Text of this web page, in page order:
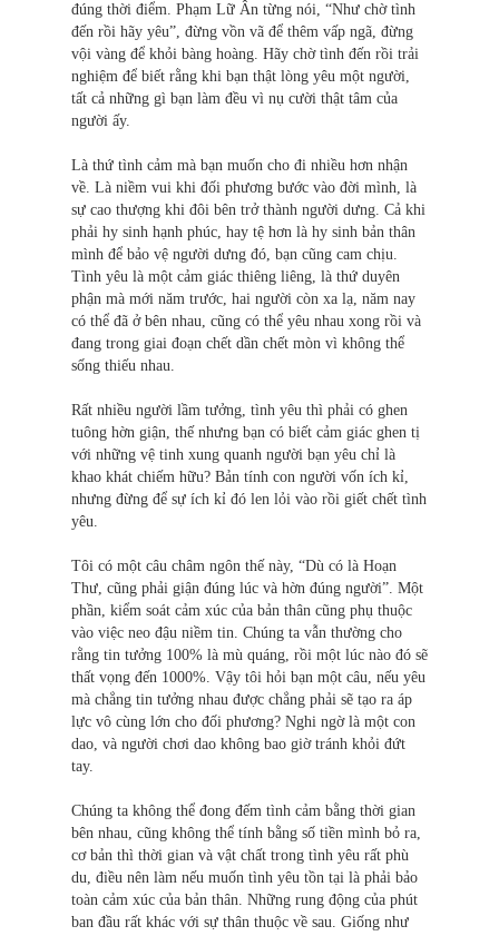
đúng thời điểm. Phạm Lữ Ân từng nói, “Như chờ tình
đến rồi hãy yêu”, đừng vồn vã để thêm vấp ngã, đừng
vội vàng để khỏi bàng hoàng. Hãy chờ tình đến rồi trải
nghiệm để biết rằng khi bạn thật lòng yêu một người,
tất cả những gì bạn làm đều vì nụ cười thật tâm của
người ấy.
Là thứ tình cảm mà bạn muốn cho đi nhiều hơn nhận
về. Là niềm vui khi đối phương bước vào đời mình, là
sự cao thượng khi đôi bên trở thành người dưng. Cả khi
phải hy sinh hạnh phúc, hay tệ hơn là hy sinh bản thân
mình để bảo vệ người dưng đó, bạn cũng cam chịu.
Tình yêu là một cảm giác thiêng liêng, là thứ duyên
phận mà mới năm trước, hai người còn xa lạ, năm nay
có thể đã ở bên nhau, cũng có thể yêu nhau xong rồi và
đang trong giai đoạn chết dần chết mòn vì không thể
sống thiếu nhau.
Rất nhiều người lầm tưởng, tình yêu thì phải có ghen
tuông hờn giận, thế nhưng bạn có biết cảm giác ghen tị
với những vệ tinh xung quanh người bạn yêu chỉ là
khao khát chiếm hữu? Bản tính con người vốn ích kỉ,
nhưng đừng để sự ích kỉ đó len lỏi vào rồi giết chết tình
yêu.
Tôi có một câu châm ngôn thế này, “Dù có là Hoạn
Thư, cũng phải giận đúng lúc và hờn đúng người”. Một
phần, kiểm soát cảm xúc của bản thân cũng phụ thuộc
vào việc neo đậu niềm tin. Chúng ta vẫn thường cho
rằng tin tưởng 100% là mù quáng, rồi một lúc nào đó sẽ
thất vọng đến 1000%. Vậy tôi hỏi bạn một câu, nếu yêu
mà chẳng tin tưởng nhau được chẳng phải sẽ tạo ra áp
lực vô cùng lớn cho đối phương? Nghi ngờ là một con
dao, và người chơi dao không bao giờ tránh khỏi đứt
tay.
Chúng ta không thể đong đếm tình cảm bằng thời gian
bên nhau, cũng không thể tính bằng số tiền mình bỏ ra,
cơ bản thì thời gian và vật chất trong tình yêu rất phù
du, điều nên làm nếu muốn tình yêu tồn tại là phải bảo
toàn cảm xúc của bản thân. Những rung động của phút
ban đầu rất khác với sự thân thuộc về sau. Giống như